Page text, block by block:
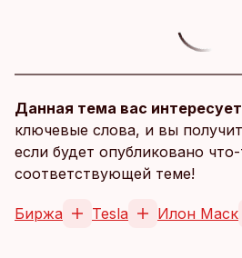
Данная тема вас
ключевые слова, и вы
если будет опубликовано
соответствующей теме!
Биржа Tesla Илон Маск